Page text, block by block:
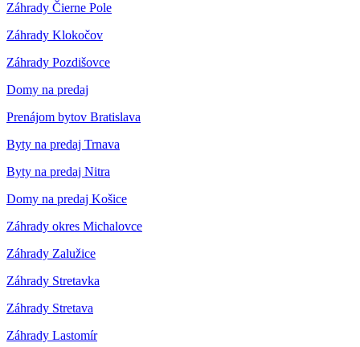
Záhrady Čierne Pole
Záhrady Klokočov
Záhrady Pozdišovce
Domy na predaj
Prenájom bytov Bratislava
Byty na predaj Trnava
Byty na predaj Nitra
Domy na predaj Košice
Záhrady okres Michalovce
Záhrady Zalužice
Záhrady Stretavka
Záhrady Stretava
Záhrady Lastomír